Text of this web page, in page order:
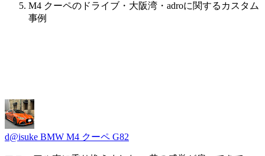
M4 クーペのドライブ・大阪湾・adroに関するカスタム
事例
d@isuke BMW M4 クーペ G82